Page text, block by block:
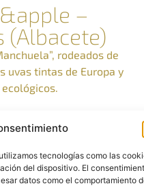
tecnologías como las
del dispositivo. El
datos como el comportamiento
–
(Albacete)
rodeados de
uvas tintas de Europa y